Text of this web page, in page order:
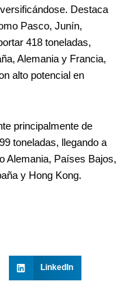
Destaca
Pasco, Junín,
418 toneladas,
Alemania y Francia,
alto potencial en
principalmente de
toneladas, llegando a
Alemania, Países Bajos,
y Hong Kong.
LinkedIn